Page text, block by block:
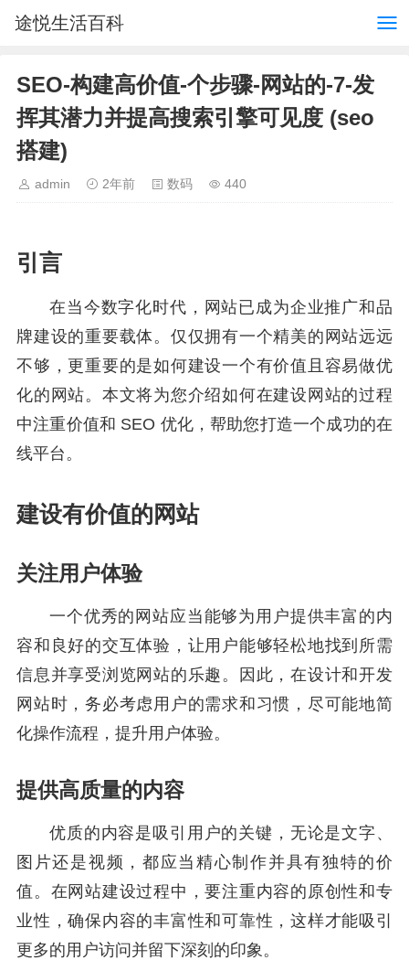
途悦生活百科
SEO-构建高价值-个步骤-网站的-7-发
挥其潜力并提高搜索引擎可见度 (seo
搭建)
admin 2年前 数码 440
引言
在当今数字化时代，网站已成为企业推广和品
牌建设的重要载体。仅仅拥有一个精美的网站远远
不够，更重要的是如何建设一个有价值且容易做优
化的网站。本文将为您介绍如何在建设网站的过程
中注重价值和 SEO 优化，帮助您打造一个成功的在
线平台。
建设有价值的网站
关注用户体验
一个优秀的网站应当能够为用户提供丰富的内
容和良好的交互体验，让用户能够轻松地找到所需
信息并享受浏览网站的乐趣。因此，在设计和开发
网站时，务必考虑用户的需求和习惯，尽可能地简
化操作流程，提升用户体验。
提供高质量的内容
优质的内容是吸引用户的关键，无论是文字、
图片还是视频，都应当精心制作并具有独特的价
值。在网站建设过程中，要注重内容的原创性和专
业性，确保内容的丰富性和可靠性，这样才能吸引
更多的用户访问并留下深刻的印象。